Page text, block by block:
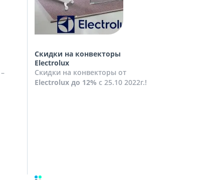
–
Скидки на конвекторы
Electrolux
Скидки на конвекторы от
Electrolux до 12% с 25.10 2022г.!